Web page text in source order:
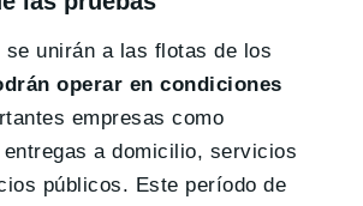
unirán a las flotas de los
operar en condiciones
empresas como
a domicilio, servicios
públicos. Este período de